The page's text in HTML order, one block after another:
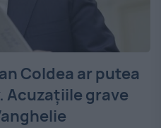
Coldea ar putea
grave